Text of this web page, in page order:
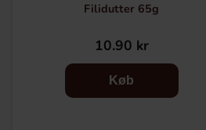
Filidutter 65g
10.90 kr
Køb